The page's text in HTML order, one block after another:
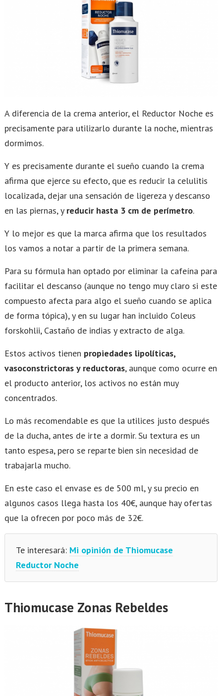
A diferencia de la crema anterior, el Reductor Noche es
precisamente para utilizarlo durante la noche, mientras
dormimos.
Y es precisamente durante el sueño cuando la crema
afirma que ejerce su efecto, que es reducir la celulitis
localizada, dejar una sensación de ligereza y descanso
en las piernas, y reducir hasta 3 cm de perímetro.
Y lo mejor es que la marca afirma que los resultados
los vamos a notar a partir de la primera semana.
Para su fórmula han optado por eliminar la cafeína para
facilitar el descanso (aunque no tengo muy claro si este
compuesto afecta para algo el sueño cuando se aplica
de forma tópica), y en su lugar han incluido Coleus
forskohlii, Castaño de indias y extracto de alga.
Estos activos tienen propiedades lipolíticas,
vasoconstrictoras y reductoras, aunque como ocurre en
el producto anterior, los activos no están muy
concentrados.
Lo más recomendable es que la utilices justo después
de la ducha, antes de irte a dormir. Su textura es un
tanto espesa, pero se reparte bien sin necesidad de
trabajarla mucho.
En este caso el envase es de 500 ml, y su precio en
algunos casos llega hasta los 40€, aunque hay ofertas
que la ofrecen por poco más de 32€.
Te interesará: Mi opinión de Thiomucase
Reductor Noche
Thiomucase Zonas Rebeldes